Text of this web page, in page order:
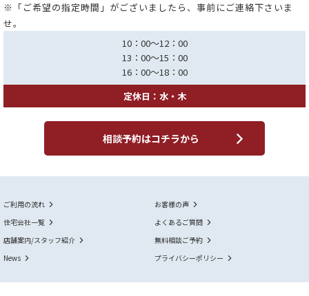
※「ご希望の指定時間」がございましたら、事前にご連絡下さいま
せ。
10：00～12：00
13：00～15：00
16：00～18：00
定休日：水・木
相談予約はコチラから
ご利用の流れ
お客様の声
住宅会社一覧
よくあるご質問
店舗案内/スタッフ紹介
無料相談ご予約
News
プライバシーポリシー